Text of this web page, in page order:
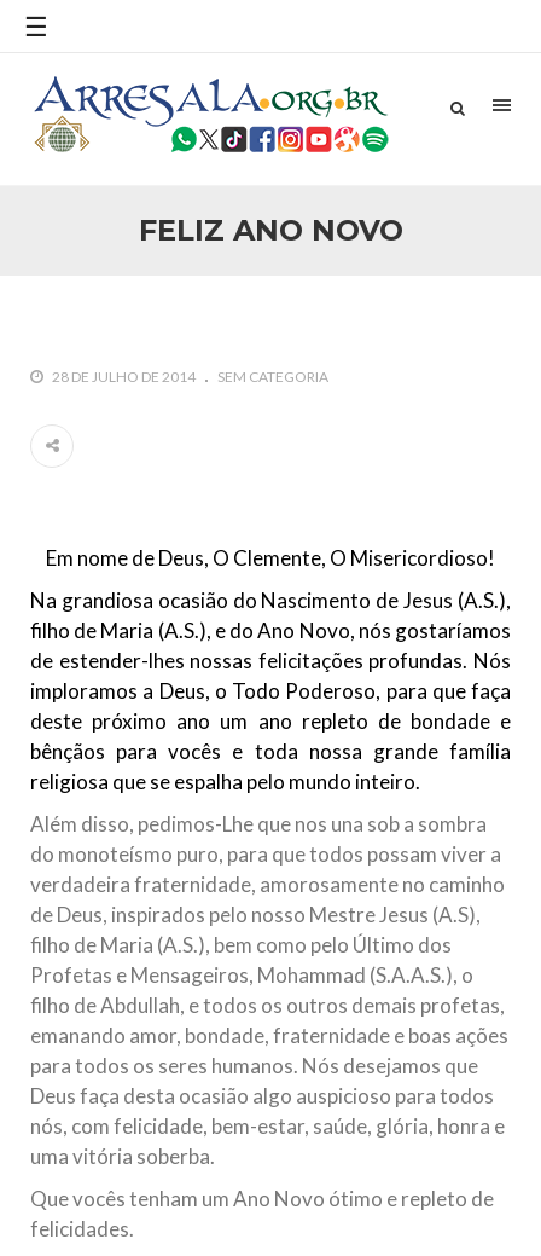
☰
FELIZ ANO NOVO
Conflito
Por: Ahmed Ismail Introdução O presente artigo resume as
principais considerações do autor sobre os atentados de 11
25 DE SETEMBRO DE 2010
Ano Novo Islâmico e Início de Muharam
Em nome de Deus, O Clemente, O Misericordioso! O Centro
10 DE NOVEMBRO DE 2013
Falecimento do Imam Ali Ibn Al-Hussein
(A.S.)
Em nome de Deus, o Clemente, o Misericordioso! Diante da
data em que relembramos o martírio do quarto Imam dos
muçulmanos, o Imam Ali Ibn Al-Hussein Ibn Ali Ibn Abi Táleb
NOTÍCIAS
3 DE JULHO DE 2014
Centro Islâmico no Brasil recebe o ex-
ministro das Relações Exteriores da
República Islâmica do Irã
Na noite da quinta-feira, 03 de Abril, o Centro Islâmico no
Brasil recebeu em sua sede, em São Paulo, o ex-ministro das
Relações Exteriores da República Islâmica do Irã, Sr. Kamal
28 DE JULHO DE 2014 SEM CATEGORIA
Em nome de Deus, O Clemente, O Misericordioso!
Na grandiosa ocasião do Nascimento de Jesus (A.S.),
filho de Maria (A.S.), e do Ano Novo, nós gostaríamos
de estender-lhes nossas felicitações profundas. Nós
imploramos a Deus, o Todo Poderoso, para que faça
deste próximo ano um ano repleto de bondade e
bênçãos para vocês e toda nossa grande família
religiosa que se espalha pelo mundo inteiro.
Além disso, pedimos-Lhe que nos una sob a sombra
do monoteísmo puro, para que todos possam viver a
verdadeira fraternidade, amorosamente no caminho
de Deus, inspirados pelo nosso Mestre Jesus (A.S),
filho de Maria (A.S.), bem como pelo Último dos
Profetas e Mensageiros, Mohammad (S.A.A.S.), o
filho de Abdullah, e todos os outros demais profetas,
emanando amor, bondade, fraternidade e boas ações
para todos os seres humanos. Nós desejamos que
Deus faça desta ocasião algo auspicioso para todos
nós, com felicidade, bem-estar, saúde, glória, honra e
uma vitória soberba.
Que vocês tenham um Ano Novo ótimo e repleto de
felicidades.